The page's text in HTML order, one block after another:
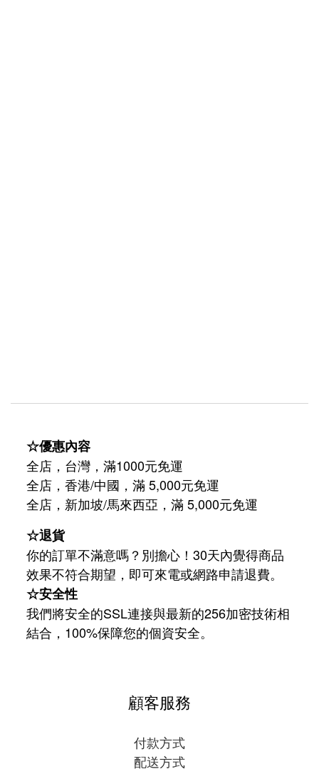
☆優惠內容
全店，台灣，滿1000元免運
全店，香港/中國，滿 5,000元免運
全店，新加坡/馬來西亞，滿 5,000元免運
☆退貨
你的訂單不滿意嗎？別擔心！30天內覺得商品
效果不符合期望，即可來電或網路申請退費。
☆安全性
我們將安全的SSL連接與最新的256加密技術相
結合，100%保障您的個資安全。
顧客服務
付款方式
配送方式